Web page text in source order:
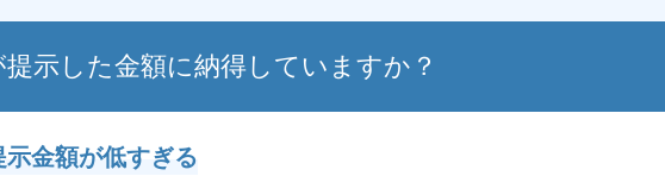
示した金額に納得していますか？
示金額が低すぎる